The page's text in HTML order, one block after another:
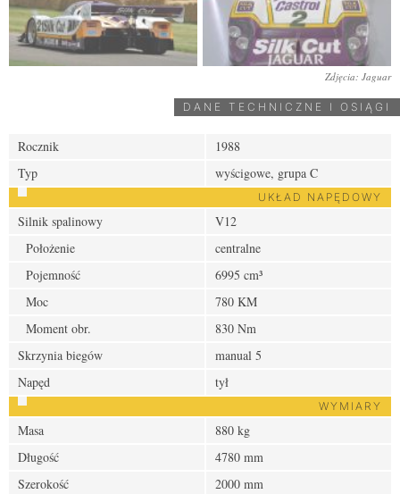
Zdjęcia: Jaguar
DANE TECHNICZNE I OSIĄGI
Rocznik
1988
Typ
wyścigowe, grupa C
UKŁAD NAPĘDOWY
Silnik spalinowy
V12
Położenie
centralne
Pojemność
6995 cm³
Moc
780 KM
Moment obr.
830 Nm
Skrzynia biegów
manual 5
Napęd
tył
WYMIARY
Masa
880 kg
Długość
4780 mm
Szerokość
2000 mm